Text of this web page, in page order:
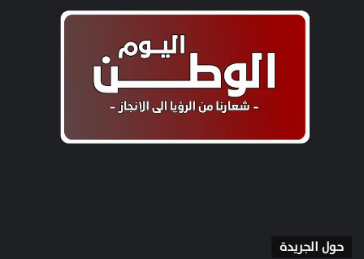
حول الجريدة